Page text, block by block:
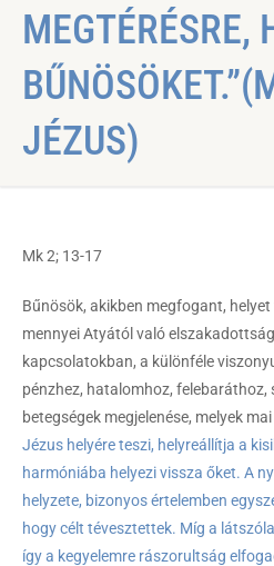
MEGTÉRÉSRE,
JÉZUS)
Mk 2; 13-17
Bűnösök, akikben megfogant,
mennyei Atyától való
kapcsolatokban, a különféle
pénzhez, hatalomhoz, felebaráthoz,
betegségek megjelenése, melyek
Jézus helyére teszi, helyreállítja a
harmóniába helyezi vissza őket. A
helyzete, bizonyos értelemben
hogy célt tévesztettek. Míg a
így a kegyelemre rászorultság